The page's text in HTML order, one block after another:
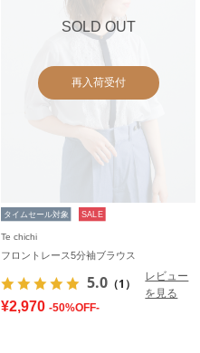
SOLD OUT
再入荷受付
タイムセール対象 SALE
Te chichi
フロントレース5分袖ブラウス
5.0 （1）
レビュー
を見る
¥2,970 -50%OFF-